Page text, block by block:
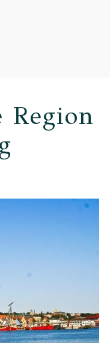
Region